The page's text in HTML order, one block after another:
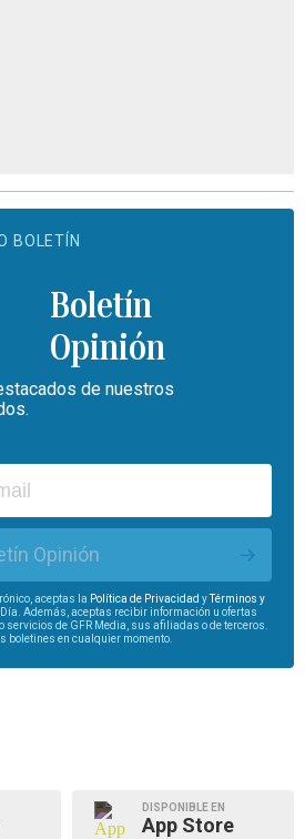
BOLETÍN
Boletín
Opinión
de nuestros
Opinión
aceptas la Política de Privacidad yTérminos y
Día. Además, aceptas recibir información u ofertas
servicios de GFR Media, sus afiliadas o de terceros.
boletines en cualquier momento.
DISPONIBLE EN
App Store